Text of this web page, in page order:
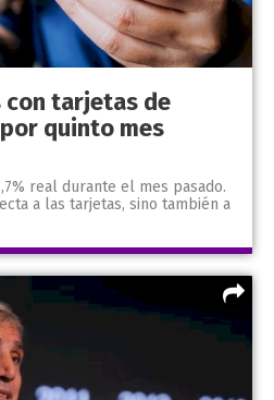
con tarjetas de
quinto mes
real durante el mes pasado.
a las tarjetas, sino también a